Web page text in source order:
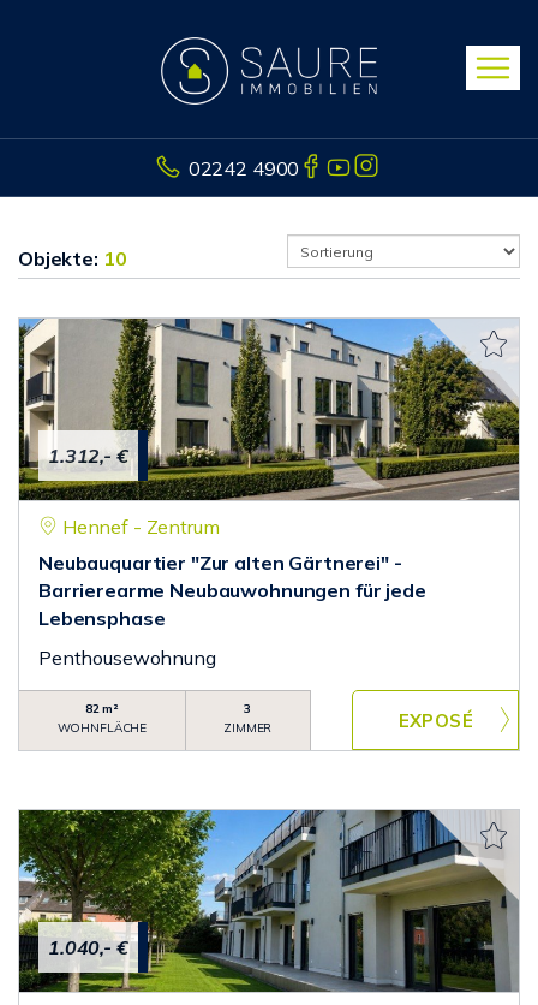
02242 4900
Objekte: 10
1.312,- €
Hennef - Zentrum
Neubauquartier "Zur alten Gärtnerei" -
Barrierearme Neubauwohnungen für jede
Lebensphase
Penthousewohnung
82 m²
WOHNFLÄCHE
3
ZIMMER
1.040,- €